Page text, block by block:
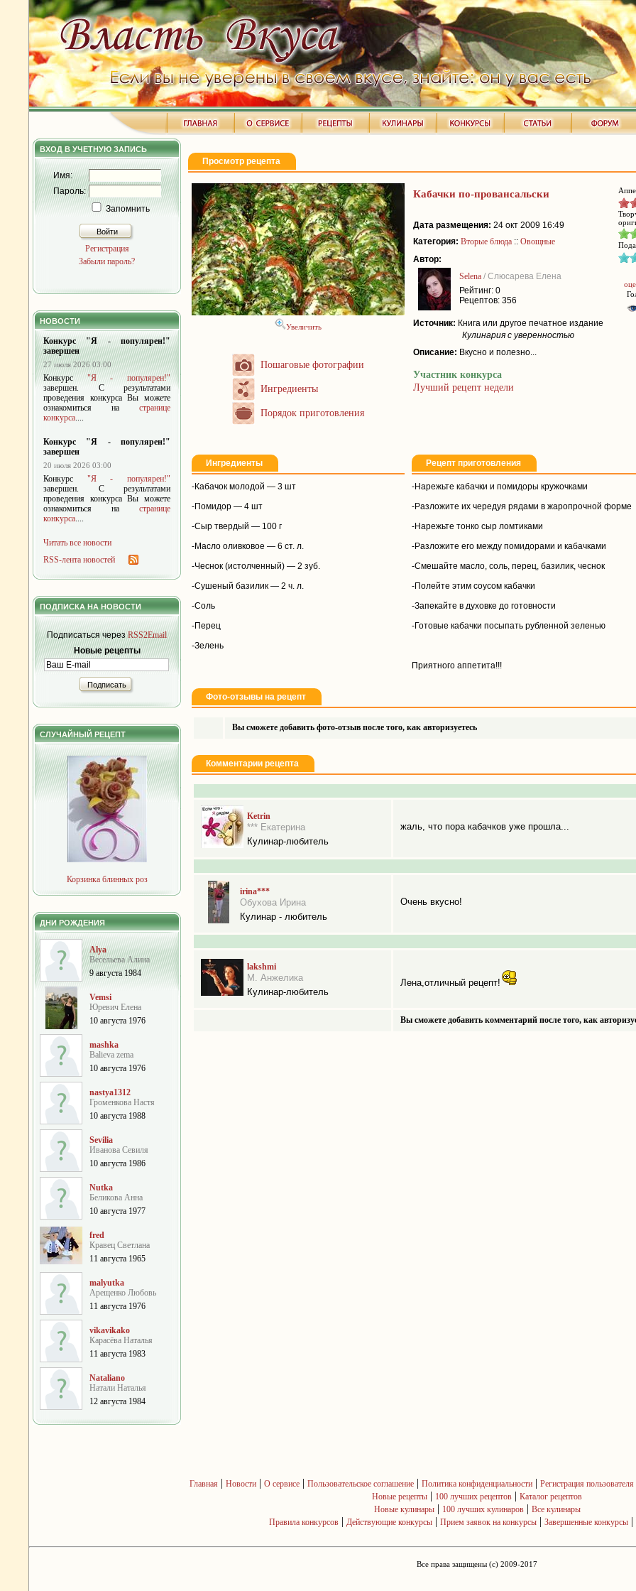
ВХОД В УЧЕТНУЮ ЗАПИСЬ
Имя:
Пароль:
Запомнить
Войти
Регистрация
Забыли пароль?
НОВОСТИ
Конкурс "Я - популярен!"
завершен
27 июля 2026 03:00
Конкурс"Я - популярен!"
завершен. С результатами
проведения конкурса Вы можете
ознакомиться на странице
конкурса....
Конкурс "Я - популярен!"
завершен
20 июля 2026 03:00
Конкурс "Я - популярен!"
завершен. С результатами
проведения конкурса Вы можете
ознакомиться на странице
конкурса....
Читать все новости
RSS-лента новостей
ПОДПИСКА НА НОВОСТИ
Подписаться черезRSS2Email
Новые рецепты
Подписать
СЛУЧАЙНЫЙ РЕЦЕПТ
Корзинка блинных роз
ДНИ РОЖДЕНИЯ
Alya
Весельева Алина
9 августа 1984
Vemsi
Юревич Елена
10 августа 1976
mashka
Balieva zema
10 августа 1976
nastya1312
Громенкова Настя
10 августа 1988
Sevilia
Иванова Севиля
10 августа 1986
Nutka
Беликова Анна
10 августа 1977
fred
Кравец Светлана
11 августа 1965
malyutka
Арещенко Любовь
11 августа 1976
vikavikako
Карасёва Наталья
11 августа 1983
Nataliano
Натали Наталья
12 августа 1984
Просмотр рецепта
Увеличить
Пошаговые фотографии
Ингредиенты
Порядок приготовления
Кабачки по-провансальски
Дата размещения: 24 окт 2009 16:49
Категория: Вторые блюда :: Овощные
Автор:
Selena / Слюсарева Елена
Рейтинг: 0
Рецептов: 356
Источник: Книга или другое печатное издание
Кулинария с уверенностью
Описание: Вкусно и полезно...
Участник конкурса
Лучший рецепт недели
Ингредиенты Рецепт приготовления
-Кабачок молодой — 3 шт
-Помидор — 4 шт
-Сыр твердый — 100 г
-Масло оливковое — 6 ст. л.
-Чеснок (истолченный) — 2 зуб.
-Сушеный базилик — 2 ч. л.
-Соль
-Перец
-Зелень
-Нарежьте кабачки и помидоры кружочками
-Разложите их чередуя рядами в жаропрочной форме
-Нарежьте тонко сыр ломтиками
-Разложите его между помидорами и кабачками
-Смешайте масло, соль, перец, базилик, чеснок
-Полейте этим соусом кабачки
-Запекайте в духовке до готовности
-Готовые кабачки посыпать рубленной зеленью
Приятного аппетита!!!
Фото-отзывы на рецепт
Вы сможете добавить фото-отзыв после того, как авторизуетесь
Комментарии рецепта
Ketrin
*** Екатерина
Кулинар-любитель
жаль, что пора кабачков уже прошла...
irina***
Обухова Ирина
Кулинар - любитель
Очень вкусно!
lakshmi
М. Анжелика
Кулинар-любитель
Лена,отличный рецепт!
Вы сможете добавить комментарий после того, как
Главная | Новости| О сервисе| Пользовательское соглашение| Политика конфиденциальности| Регистрация пользователя
Новые рецепты | 100 лучших рецептов | Каталог рецептов
Новые кулинары| 100 лучших кулинаров| Все кулинары
Правила конкурсов | Действующие конкурсы | Прием заявок на конкурсы | Завершенные конкурсы |
Все права защищены (c) 2009-2017